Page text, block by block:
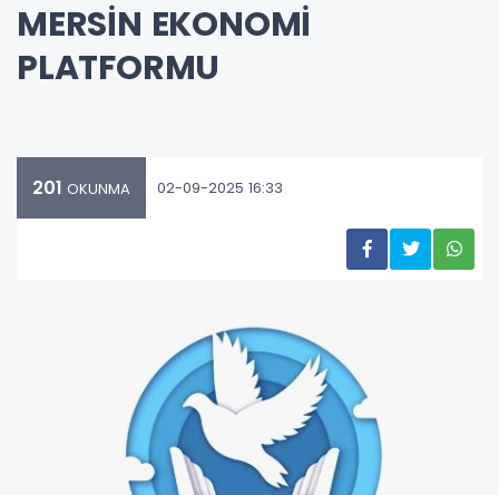
MERSİN EKONOMİ
PLATFORMU
201 OKUNMA 02-09-2025 16:33